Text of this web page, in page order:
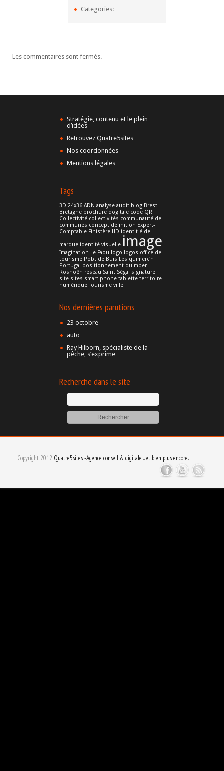
Categories:
Les commentaires sont fermés.
Stratégie, contenu et le plein
d’idées
Retrouvez Quatre5sites
Nos coordonnées
Mentions légales
Tags
3D 24x36 ADN analyse audit blog Brest
Bretagne brochure dogitale code QR
Collectivité collectivités communauté de
communes concept définition Expert-
Comptable Finistère HD identit é de
marque identité visuelle image
Imagination Le Faou logo logos office de
tourisme Pobt de Buis Les quimerc'h
Portugal positionnement quimper
Rosnoên réseau Saint Ségal signature
site sites smart phone tablette territoire
numérique Tourisme ville
Nos dernières parutions
23 octobre
auto
Ray Hilborn, spécialiste de la
pêche, s’exprime
Recherche dans le site
Copyright 2012 Quatre5sites -Agence conseil & digitale ... et bien plus encore...